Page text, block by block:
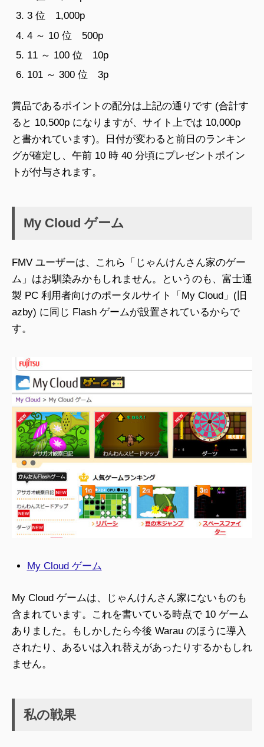
3 位 1,000p
4 ～ 10 位 500p
11 ～ 100 位 10p
101 ～ 300 位 3p
賞品であるポイントの配分は上記の通りです (合計す
ると 10,500p になりますが、サイト上では 10,000p
と書かれています)。日付が変わると前日のランキン
グが確定し、午前 10 時 40 分頃にプレゼントポイン
トが付与されます。
My Cloud ゲーム
FMV ユーザーは、これら「じゃんけんさん家のゲー
ム」はお馴染みかもしれません。というのも、富士通
製 PC 利用者向けのポータルサイト「My Cloud」(旧
azby) に同じ Flash ゲームが設置されているからで
す。
My Cloud ゲーム
My Cloud ゲームは、じゃんけんさん家にないものも
含まれています。これを書いている時点で 10 ゲーム
ありました。もしかしたら今後 Warau のほうに導入
されたり、あるいは入れ替えがあったりするかもしれ
ません。
私の戦果